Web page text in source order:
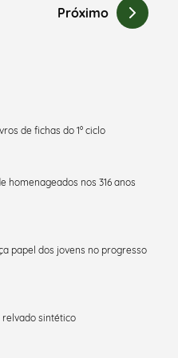
Próximo
de fichas do 1º ciclo
homenageados nos 316 anos
papel dos jovens no progresso
relvado sintético